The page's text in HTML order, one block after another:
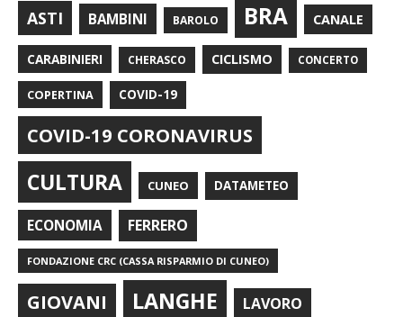
ASTI BAMBINI BAROLO BRA CANALE
CARABINIERI CHERASCO CICLISMO CONCERTO
COPERTINA COVID-19
COVID-19 CORONAVIRUS
CULTURA CUNEO DATAMETEO
ECONOMIA FERRERO
FONDAZIONE CRC (CASSA RISPARMIO DI CUNEO)
GIOVANI LANGHE LAVORO